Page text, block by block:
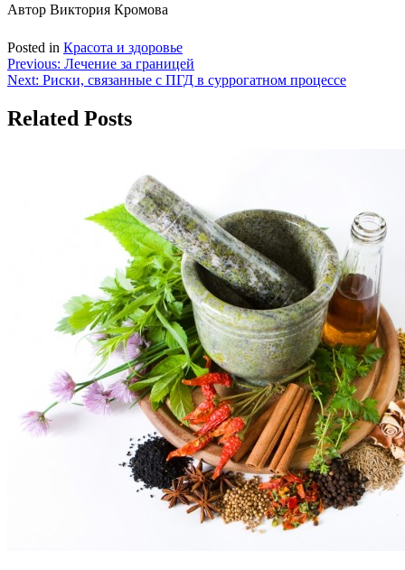
Автор Виктория Кромова
Posted in Красота и здоровье
Навигация
по
записям
Previous: Лечение за границей
Next: Риски, связанные с ПГД в суррогатном процессе
Related Posts